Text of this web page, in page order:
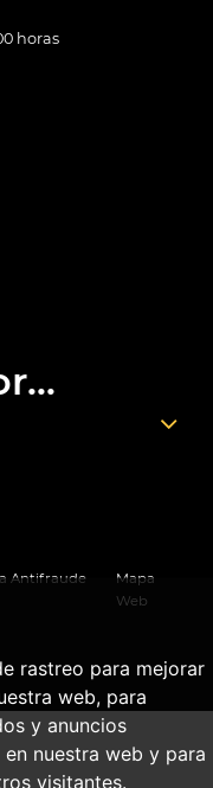
rastreo para mejorar
web, para
y anuncios
nuestra web y para
visitantes.
horas
Antifraude
Mapa
Web